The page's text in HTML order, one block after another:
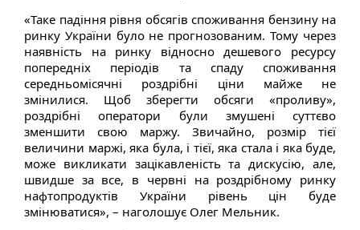
«Таке падіння рівня обсягів споживання бензину на
ринку України було не прогнозованим. Тому через
наявність на ринку відносно дешевого ресурсу
попередніх періодів та спаду споживання
середньомісячні роздрібні ціни майже не
змінилися. Щоб зберегти обсяги «проливу»,
роздрібні оператори були змушені суттєво
зменшити свою маржу. Звичайно, розмір тієї
величини маржі, яка була, і тієї, яка стала і яка буде,
може викликати зацікавленість та дискусію, але,
швидше за все, в червні на роздрібному ринку
нафтопродуктів України рівень цін буде
змінюватися», – наголошує Олег Мельник.